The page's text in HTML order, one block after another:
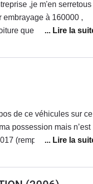
,je m'en serretous
embrayage à 160000 ,
pour le
de ce véhicules sur ce
possession mais n’est
(remplacé par une
y a besoin de place
et la voiture en elle-